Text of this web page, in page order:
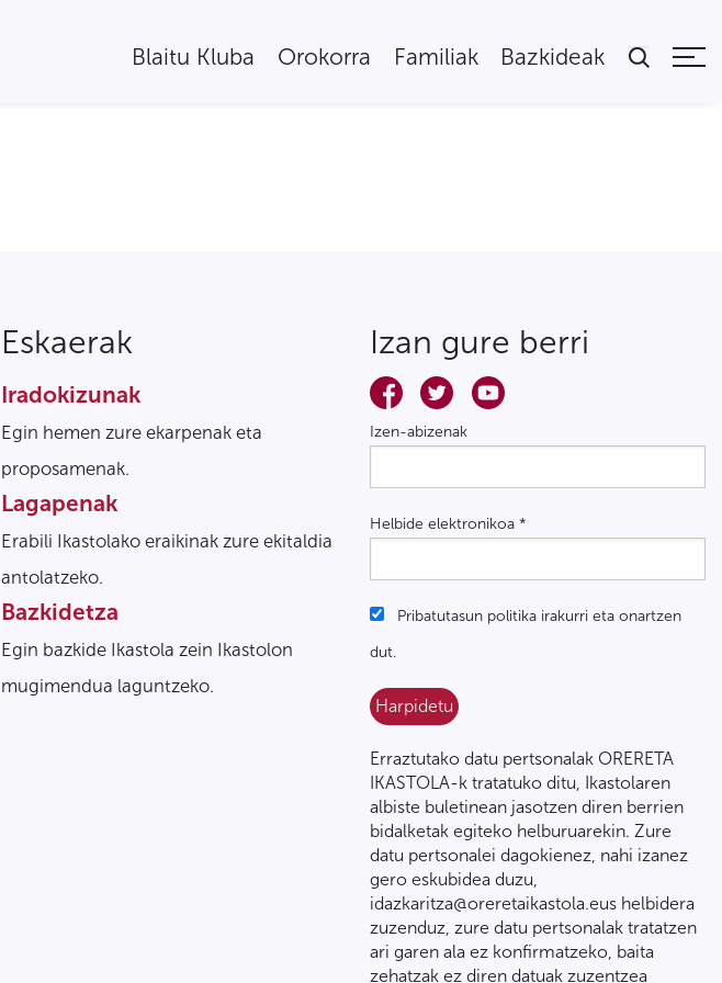
Blaitu Kluba Orokorra Familiak Bazkideak
Eskaerak
Iradokizunak
Egin hemen zure ekarpenak eta
proposamenak.
Lagapenak
Erabili Ikastolako eraikinak zure ekitaldia
antolatzeko.
Bazkidetza
Egin bazkide Ikastola zein Ikastolon
mugimendua laguntzeko.
Izan gure berri
Izen-abizenak
Helbide elektronikoa *
Pribatutasun politika irakurri eta onartzen
dut.
Erraztutako datu pertsonalak ORERETA
IKASTOLA-k tratatuko ditu, Ikastolaren
albiste buletinean jasotzen diren berrien
bidalketak egiteko helburuarekin. Zure
datu pertsonalei dagokienez, nahi izanez
gero eskubidea duzu,
idazkaritza@oreretaikastola.eus helbidera
zuzenduz, zure datu pertsonalak tratatzen
ari garen ala ez konfirmatzeko, baita
zehatzak ez diren datuak zuzentzea